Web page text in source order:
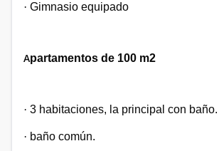
· Gimnasio equipado
Apartamentos de 100 m2
· 3 habitaciones, la principal con baño.
· baño común.